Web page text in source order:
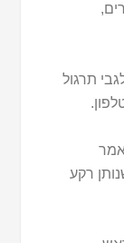
תרגול
רקע